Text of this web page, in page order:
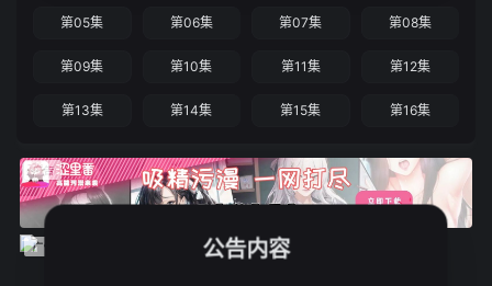
第05集 第06集 第07集 第08集
第09集 第10集 第11集 第12集
第13集 第14集 第15集 第16集
公告内容